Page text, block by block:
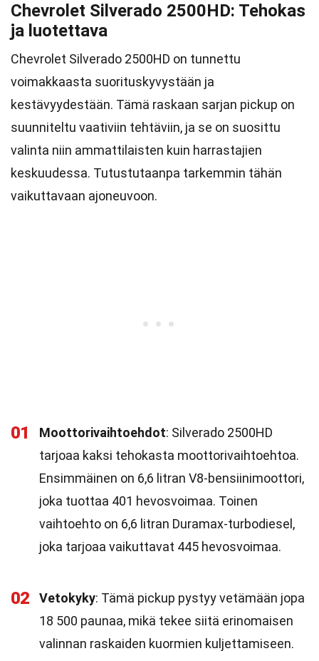
Chevrolet Silverado 2500HD: Tehokas
ja luotettava
Chevrolet Silverado 2500HD on tunnettu
voimakkaasta suorituskyvystään ja
kestävyydestään. Tämä raskaan sarjan pickup on
suunniteltu vaativiin tehtäviin, ja se on suosittu
valinta niin ammattilaisten kuin harrastajien
keskuudessa. Tutustutaanpa tarkemmin tähän
vaikuttavaan ajoneuvoon.
01 Moottorivaihtoehdot: Silverado 2500HD
tarjoaa kaksi tehokasta moottorivaihtoehtoa.
Ensimmäinen on 6,6 litran V8-bensiinimoottori,
joka tuottaa 401 hevosvoimaa. Toinen
vaihtoehto on 6,6 litran Duramax-turbodiesel,
joka tarjoaa vaikuttavat 445 hevosvoimaa.
02 Vetokyky: Tämä pickup pystyy vetämään jopa
18 500 paunaa, mikä tekee siitä erinomaisen
valinnan raskaiden kuormien kuljettamiseen.